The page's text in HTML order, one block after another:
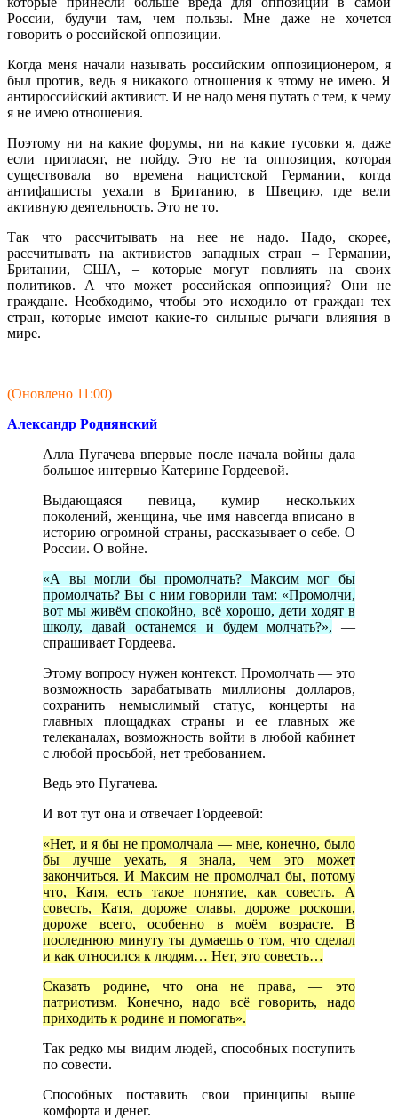
России, будучи там, чем пользы. Мне даже не хочется
говорить о российской оппозиции.
Когда меня начали называть российским оппозиционером, я
был против, ведь я никакого отношения к этому не имею. Я
антироссийский активист. И не надо меня путать с тем, к чему
я не имею отношения.
Поэтому ни на какие форумы, ни на какие тусовки я, даже
если пригласят, не пойду. Это не та оппозиция, которая
существовала во времена нацистской Германии, когда
антифашисты уехали в Британию, в Швецию, где вели
активную деятельность. Это не то.
Так что рассчитывать на нее не надо. Надо, скорее,
рассчитывать на активистов западных стран – Германии,
Британии, США, – которые могут повлиять на своих
политиков. А что может российская оппозиция? Они не
граждане. Необходимо, чтобы это исходило от граждан тех
стран, которые имеют какие-то сильные рычаги влияния в
мире.
(Оновлено 11:00)
Александр Роднянский
Алла Пугачева впервые после начала войны дала
большое интервью Катерине Гордеевой.
Выдающаяся певица, кумир нескольких
поколений, женщина, чье имя навсегда вписано в
историю огромной страны, рассказывает о себе. О
России. О войне.
«А вы могли бы промолчать? Максим мог бы
промолчать? Вы с ним говорили там: «Промолчи,
вот мы живём спокойно, всё хорошо, дети ходят в
школу, давай останемся и будем молчать?», —
спрашивает Гордеева.
Этому вопросу нужен контекст. Промолчать — это
возможность зарабатывать миллионы долларов,
сохранить немыслимый статус, концерты на
главных площадках страны и ее главных же
телеканалах, возможность войти в любой кабинет
с любой просьбой, нет требованием.
Ведь это Пугачева.
И вот тут она и отвечает Гордеевой:
«Нет, и я бы не промолчала — мне, конечно, было
бы лучше уехать, я знала, чем это может
закончиться. И Максим не промолчал бы, потому
что, Катя, есть такое понятие, как совесть. А
совесть, Катя, дороже славы, дороже роскоши,
дороже всего, особенно в моём возрасте. В
последнюю минуту ты думаешь о том, что сделал
и как относился к людям… Нет, это совесть…
Сказать родине, что она не права, — это
патриотизм. Конечно, надо всё говорить, надо
приходить к родине и помогать».
Так редко мы видим людей, способных поступить
по совести.
Способных поставить свои принципы выше
комфорта и денег.